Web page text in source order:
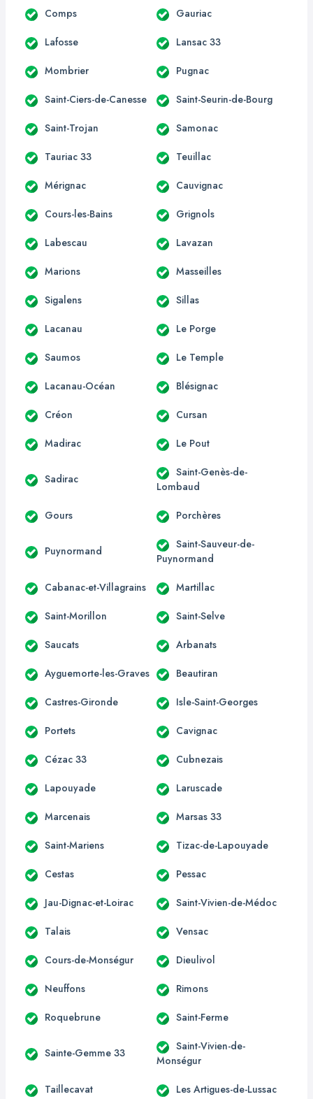
Comps Gauriac
Lafosse Lansac 33
Mombrier Pugnac
Saint-Ciers-de-Canesse Saint-Seurin-de-Bourg
Saint-Trojan Samonac
Tauriac 33 Teuillac
Mérignac Cauvignac
Cours-les-Bains Grignols
Labescau Lavazan
Marions Masseilles
Sigalens Sillas
Lacanau Le Porge
Saumos Le Temple
Lacanau-Océan Blésignac
Créon Cursan
Madirac Le Pout
Sadirac
Saint-Genès-de-
Lombaud
Gours Porchères
Puynormand
Saint-Sauveur-de-
Puynormand
Cabanac-et-Villagrains Martillac
Saint-Morillon Saint-Selve
Saucats Arbanats
Ayguemorte-les-Graves Beautiran
Castres-Gironde Isle-Saint-Georges
Portets Cavignac
Cézac 33 Cubnezais
Lapouyade Laruscade
Marcenais Marsas 33
Saint-Mariens Tizac-de-Lapouyade
Cestas Pessac
Jau-Dignac-et-Loirac Saint-Vivien-de-Médoc
Talais Vensac
Cours-de-Monségur Dieulivol
Neuffons Rimons
Roquebrune Saint-Ferme
Sainte-Gemme 33
Saint-Vivien-de-
Monségur
Taillecavat Les Artigues-de-Lussac